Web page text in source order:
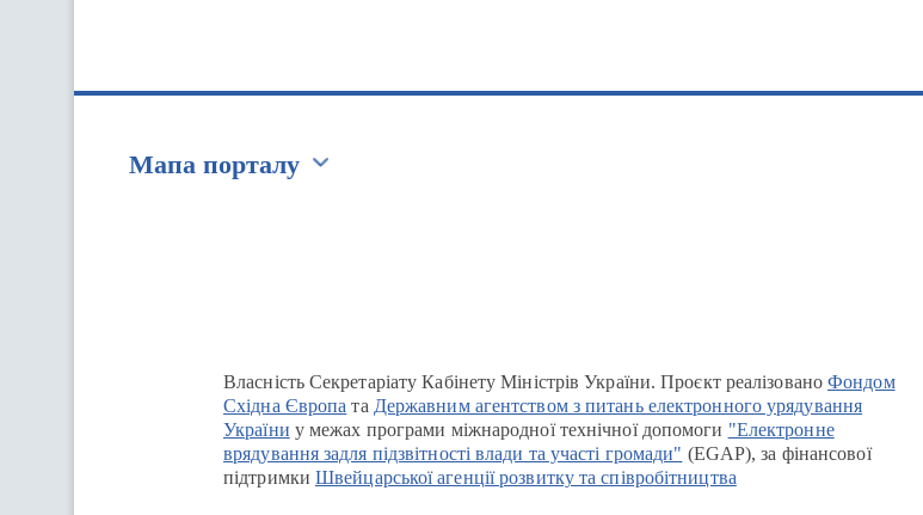
Мапа порталу
Власність Секретаріату Кабінету Міністрів України. Проєкт реалізованоФондом
Східна Європа та Державним агентством з питань електронного урядування
України у межах програми міжнародної технічної допомоги "Електронне
врядування задля підзвітності влади та участі громади" (EGAP), за фінансової
підтримки Швейцарської агенції розвитку та співробітництва